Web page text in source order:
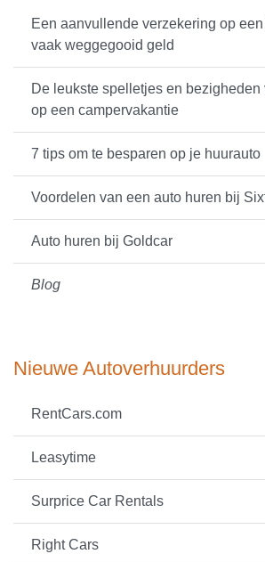
Een aanvullende verzekering op
vaak weggegooid geld
De leukste spelletjes en bezigheden
op een campervakantie
7 tips om te besparen op je huurauto
Voordelen van een auto huren bij
Auto huren bij Goldcar
Blog
Nieuwe Autoverhuurders
RentCars.com
Leasytime
Surprice Car Rentals
Right Cars